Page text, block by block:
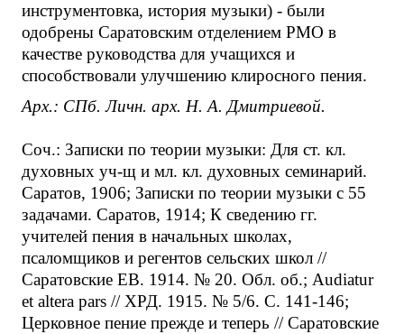
инструментовка, история музыки) - были
одобрены Саратовским отделением РМО в
качестве руководства для учащихся и
способствовали улучшению клиросного пения.
Арх.: СПб. Личн. арх. Н. А. Дмитриевой.
Соч.: Записки по теории музыки: Для ст. кл.
духовных уч-щ и мл. кл. духовных семинарий.
Саратов, 1906; Записки по теории музыки с 55
задачами. Саратов, 1914; К сведению гг.
учителей пения в начальных школах,
псаломщиков и регентов сельских школ //
Саратовские ЕВ. 1914. № 20. Обл. об.; Audiatur
et altera pars // ХРД. 1915. № 5/6. С. 141-146;
Церковное пение прежде и теперь // Саратовские